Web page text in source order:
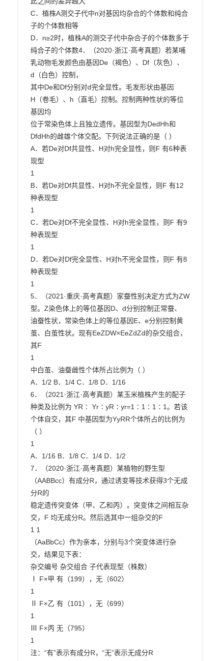
C．植株A测交子代中n对基因均杂合的个体数和纯合
子的个体数相等
D．n≥2时，植株A的测交子代中杂合子的个体数多于
纯合子的个体数4．（2020·浙江·高考真题）若某哺
乳动物毛发颜色由基因De（褐色）、Df（灰色）、
d（白色）控制，
其中De和Df分别对d完全显性。毛发形状由基因
H（卷毛）、h（直毛）控制。控制两种性状的等位
基因均
位于常染色体上且独立遗传。基因型为DedHh和
DfdHh的雌雄个体交配。下列说法正确的是（ ）
A．若De对Df共显性、H对h完全显性，则F 有6种表
现型
1
B．若De对Df共显性、H对h不完全显性，则F 有12
种表现型
1
C．若De对Df不完全显性、H对h完全显性，则F 有9
种表现型
1
D．若De对Df完全显性、H对h不完全显性，则F 有8
种表现型
1
5．（2021·重庆·高考真题）家蚕性别决定方式为ZW
型。Z染色体上的等位基因D、d分别控制正常蚕、
油蚕性状，常染色体上的等位基因E、e分别控制黄
茧、白茧性状。现有EeZDW×EeZdZd的杂交组合，
其F
1
中白茧、油蚕雌性个体所占比例为（ ）
A．1/2 B．1/4 C．1/8 D．1/16
6．（2021·浙江·高考真题）某玉米植株产生的配子
种类及比例为 YR∶ Yr∶yR∶yr=1∶1∶1∶1。若该
个体自交，其F 中基因型为YyRR个体所占的比例为
（ ）
1
A．1/16 B．1/8 C．1/4 D．1/2
7．（2020·浙江·高考真题）某植物的野生型
（AABBcc）有成分R，通过诱变等技术获得3个无成
分R的
稳定遗传突变体（甲、乙和丙）。突变体之间相互杂
交，F 均无成分R。然后选其中一组杂交的F
1 1
（AaBbCc）作为亲本，分别与3个突变体进行杂
交，结果见下表：
杂交编号 杂交组合 子代表现型（株数）
Ⅰ F×甲 有（199），无（602）
1
Ⅱ F×乙 有（101），无（699）
1
Ⅲ F×丙 无（795）
1
注：“有”表示有成分R，“无”表示无成分R